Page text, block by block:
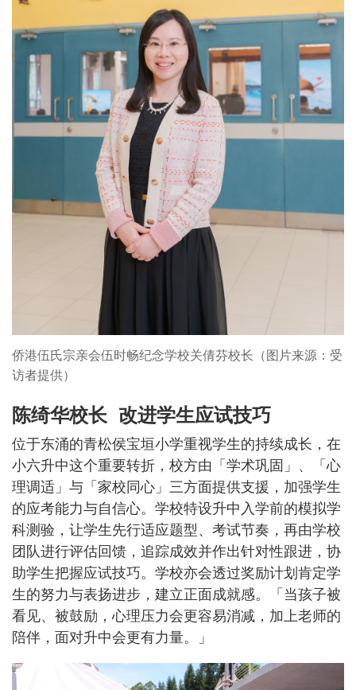
侨港伍氏宗亲会伍时畅纪念学校关倩芬校长（图片来源：受
访者提供）
陈绮华校长 改进学生应试技巧
位于东涌的青松侯宝垣小学重视学生的持续成长，在
小六升中这个重要转折，校方由「学术巩固」、「心
理调适」与「家校同心」三方面提供支援，加强学生
的应考能力与自信心。学校特设升中入学前的模拟学
科测验，让学生先行适应题型、考试节奏，再由学校
团队进行评估回馈，追踪成效并作出针对性跟进，协
助学生把握应试技巧。学校亦会透过奖励计划肯定学
生的努力与表扬进步，建立正面成就感。「当孩子被
看见、被鼓励，心理压力会更容易消减，加上老师的
陪伴，面对升中会更有力量。」